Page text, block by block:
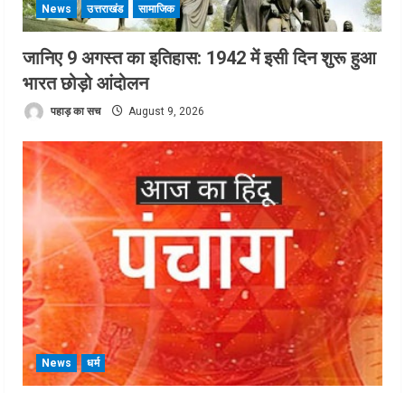
News उत्तराखंड सामाजिक
जानिए 9 अगस्त का इतिहास: 1942 में इसी दिन शुरू हुआ
भारत छोड़ो आंदोलन
पहाड़ का सच August 9, 2026
News धर्म